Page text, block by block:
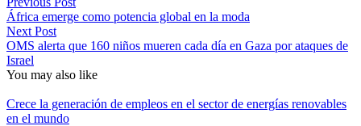
África emerge como potencia global en la moda
Next Post
OMS alerta que 160 niños mueren cada día en Gaza por ataques de
Israel
You may also like
Crece la generación de empleos en el sector de energías renovables
en el mundo